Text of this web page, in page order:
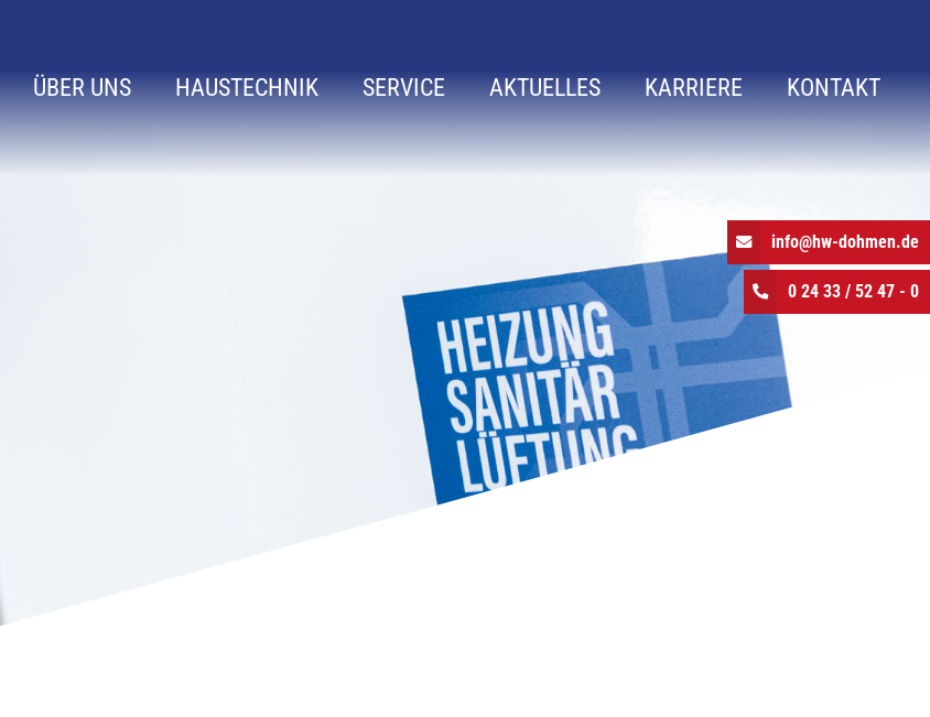
info@hw-dohmen.de
0 24 33 / 52 47 - 0
ÜBER UNS HAUSTECHNIK SERVICE AKTUELLES KARRIERE KONTAKT